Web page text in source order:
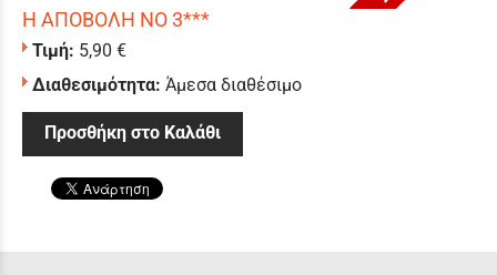
Η ΑΠΟΒΟΛΗ ΝΟ 3***
Τιμή: 5,90 €
Διαθεσιμότητα: Άμεσα διαθέσιμο
Προσθήκη στο Καλάθι